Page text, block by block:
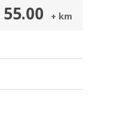
55.00 + km